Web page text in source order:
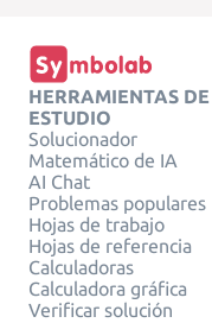
HERRAMIENTAS DE
ESTUDIO
Solucionador
Matemático de IA
AI Chat
Problemas populares
Hojas de trabajo
Hojas de referencia
Calculadoras
Calculadora gráfica
Verificar solución